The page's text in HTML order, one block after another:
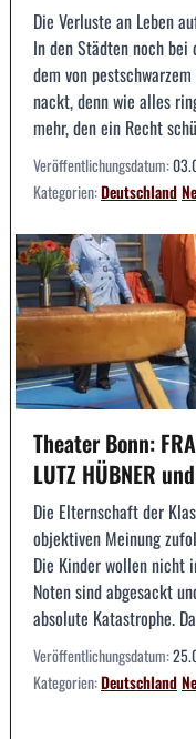
Die Verluste an Leben
In den Städten noch
dem von
nackt, denn wie alles
mehr, den ein Recht
Veröffentlichungsdatum:
Kategorien:Deutschland
Theater Bonn:
LUTZ HÜBNER
Die Elternschaft der
objektiven Meinung
Die Kinder wollen nicht
Noten sind abgesackt
absolute Katastrophe.
Veröffentlichungsdatum:
Kategorien:Deutschland